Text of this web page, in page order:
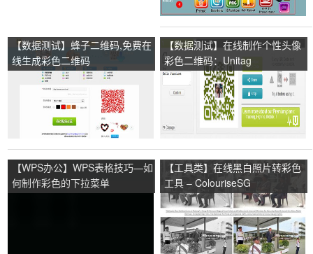
【数据测试】蜂子二维码,免费在
线生成彩色二维码
【数据测试】在线制作个性头像
彩色二维码：Unitag
【WPS办公】WPS表格技巧—如
何制作彩色的下拉菜单
【工具类】在线黑白照片转彩色
工具 – ColouriseSG